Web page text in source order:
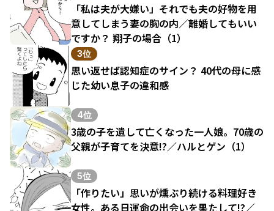
「私は夫が大嫌い」それでも夫の好物を用
意してしまう妻の胸の内／離婚してもいい
ですか？ 翔子の場合（1）
3位
思い返せば認知症のサイン？ 40代の母に感
じた幼い息子の違和感
4位
3歳の子を遺して亡くなった一人娘。70歳の
父親が子育てを決意!?／ハルとゲン（1）
5位
「作りたい」思いが燻ぶり続ける料理好き
女性。ある日運命の出会いを果たして!?／